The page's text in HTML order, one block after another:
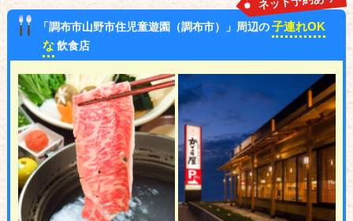
「調布市山野市住児童遊園（調布市）」周辺の子連れOK
な 飲食店